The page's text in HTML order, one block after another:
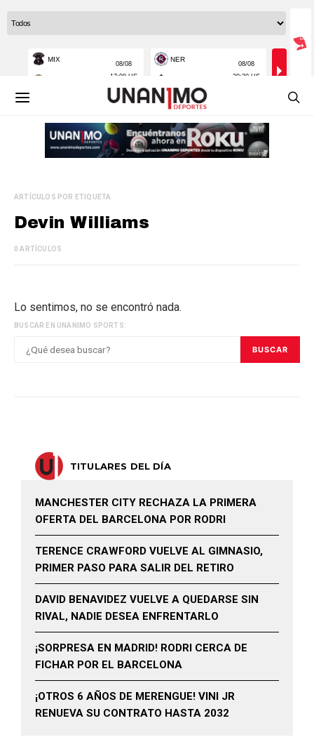
ARTÍCULOS POR ETIQUETA
Devin Williams
0 ARTÍCULOS
Lo sentimos, no se encontró nada.
BUSCAR EN UNANIMO SPORTS:
BUSCAR
TITULARES DEL DÍA
MANCHESTER CITY RECHAZA LA PRIMERA
OFERTA DEL BARCELONA POR RODRI
TERENCE CRAWFORD VUELVE AL GIMNASIO,
PRIMER PASO PARA SALIR DEL RETIRO
DAVID BENAVIDEZ VUELVE A QUEDARSE SIN
RIVAL, NADIE DESEA ENFRENTARLO
¡SORPRESA EN MADRID! RODRI CERCA DE
FICHAR POR EL BARCELONA
¡OTROS 6 AÑOS DE MERENGUE! VINI JR
RENUEVA SU CONTRATO HASTA 2032